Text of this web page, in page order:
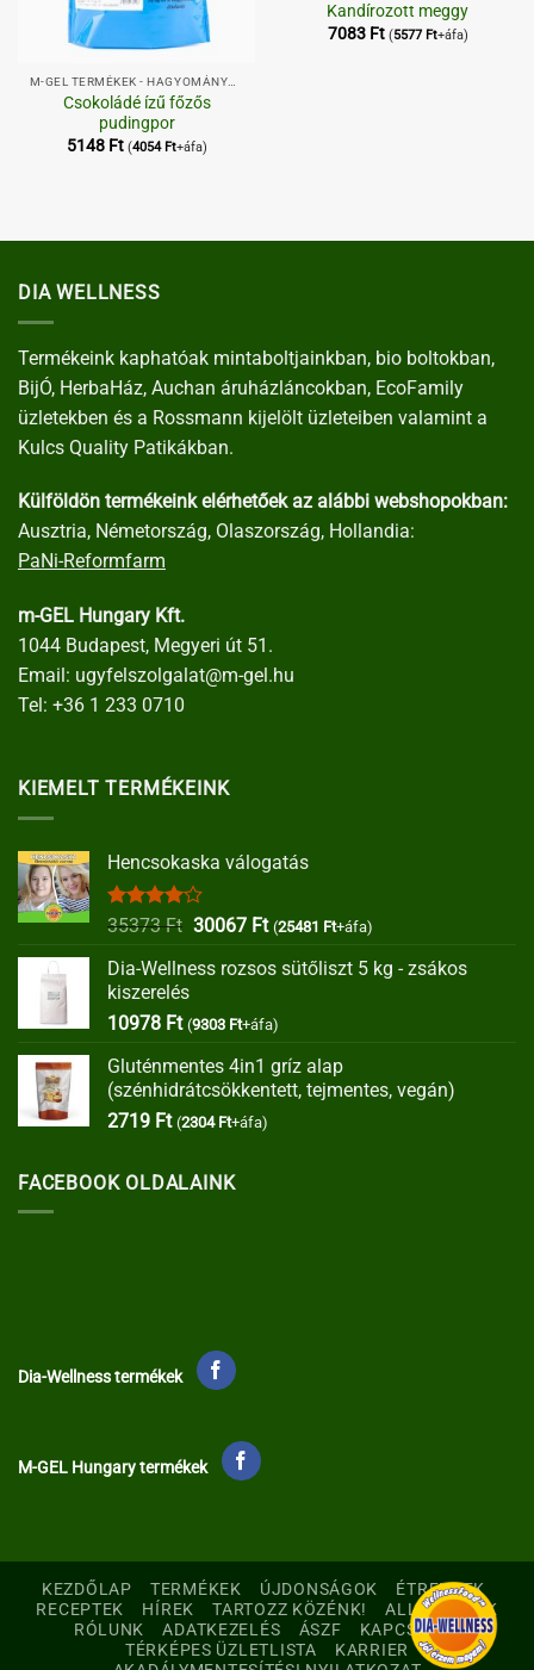
M-GEL TERMÉKEK - HAGYOMÁNYOS,
Csokoládé ízű főzős
pudingpor
5148 Ft (4054 Ft+áfa)
Kandírozott meggy
7083 Ft (5577 Ft+áfa)
DIA WELLNESS
Termékeink kaphatóak mintaboltjainkban, bio boltokban,
BijÓ, HerbaHáz, Auchan áruházláncokban, EcoFamily
üzletekben és a Rossmann kijelölt üzleteiben valamint a
Kulcs Quality Patikákban.
Külföldön termékeink elérhetőek az alábbi webshopokban:
Ausztria, Németország, Olaszország, Hollandia:
PaNi-Reformfarm
m-GEL Hungary Kft.
1044 Budapest, Megyeri út 51.
Email: ugyfelszolgalat@m-gel.hu
Tel: +36 1 233 0710
KIEMELT TERMÉKEINK
Hencsokaska válogatás
Értékelés:
35373Ft Original
was:
30067 FtCurrent
is:
(25481 Ft+áfa)
Dia-Wellness rozsos sütőliszt 5 kg - zsákos
kiszerelés
10978 Ft (9303 Ft+áfa)
Gluténmentes 4in1 gríz alap
(szénhidrátcsökkentett, tejmentes, vegán)
2719 Ft (2304 Ft+áfa)
FACEBOOK OLDALAINK
Dia-Wellness termékek
M-GEL Hungary termékek
KEZDŐLAP TERMÉKEK ÚJDONSÁGOK
ÉTRENDEK
RECEPTEK
HÍREK TARTOZZ KÖZÉNK!
ALLERGÉNEK
RÓLUNK
ADATKEZELÉS ÁSZF
KAPCSOLAT
TÉRKÉPES ÜZLETLISTA
KARRIER